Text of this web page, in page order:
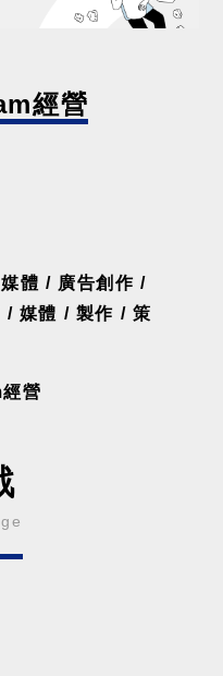
經營
體 / 廣告創作 /
/ 媒體 / 製作 / 策
營